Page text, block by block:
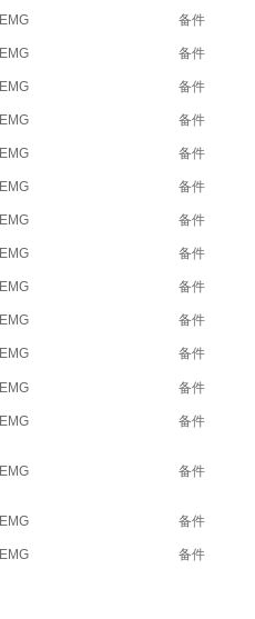
EMG 备件
EMG 备件
EMG 备件
EMG 备件
EMG 备件
EMG 备件
EMG 备件
EMG 备件
EMG 备件
EMG 备件
EMG 备件
EMG 备件
EMG 备件
EMG 备件
EMG 备件
EMG 备件